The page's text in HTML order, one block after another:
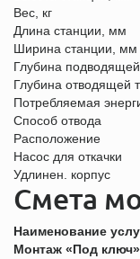
Вес, кг
Длина станции, мм
Ширина станции, мм
Глубина
Глубина отводящей
Потребляемая
Способ отвода
Расположение
Насос для откачки
Удлинен. корпус
Смета
Наименование
Монтаж «Под ключ»